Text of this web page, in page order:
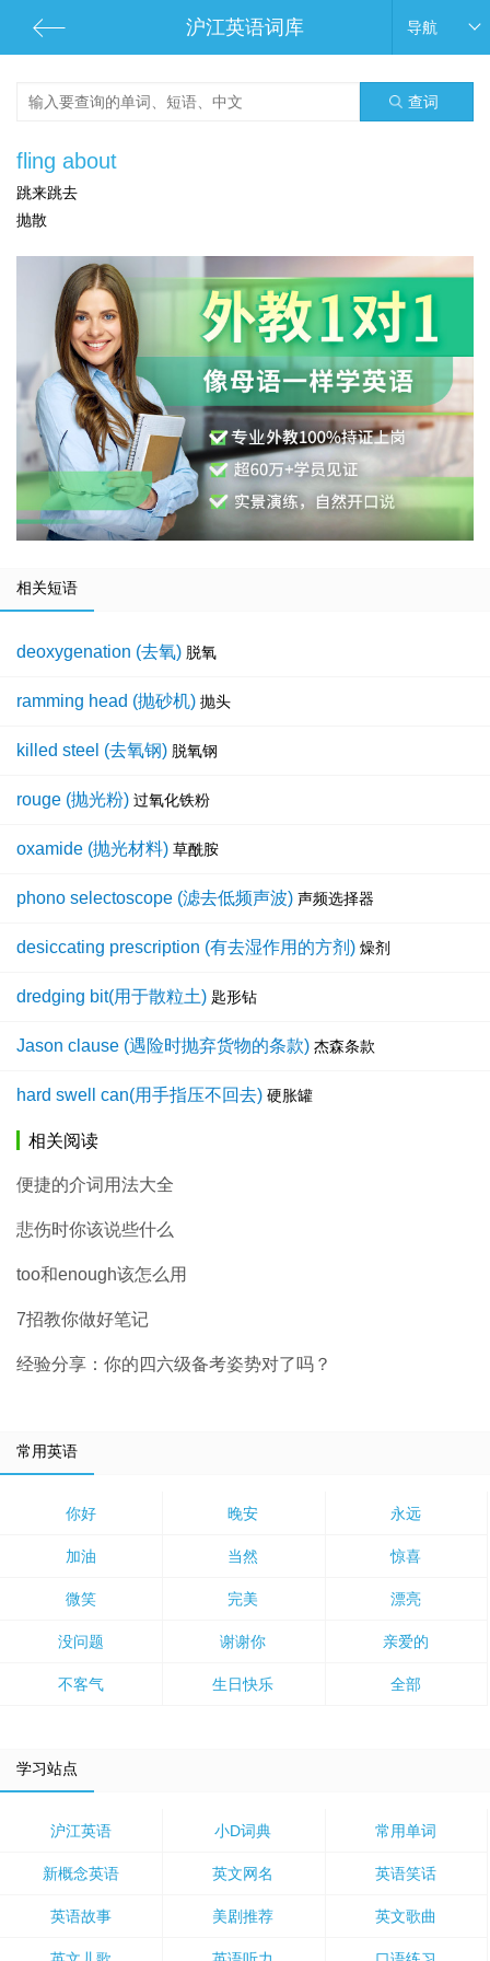
沪江英语词库 导航
查词
fling about
跳来跳去
抛散
相关短语
deoxygenation (去氧) 脱氧
ramming head (抛砂机) 抛头
killed steel (去氧钢) 脱氧钢
rouge (抛光粉) 过氧化铁粉
oxamide (抛光材料) 草酰胺
phono selectoscope (滤去低频声波) 声频选择器
desiccating prescription (有去湿作用的方剂) 燥剂
dredging bit(用于散粒土) 匙形钻
Jason clause (遇险时抛弃货物的条款) 杰森条款
hard swell can(用手指压不回去) 硬胀罐
相关阅读
便捷的介词用法大全
悲伤时你该说些什么
too和enough该怎么用
7招教你做好笔记
经验分享：你的四六级备考姿势对了吗？
常用英语
你好 晚安 永远
加油 当然 惊喜
微笑 完美 漂亮
没问题 谢谢你 亲爱的
不客气 生日快乐 全部
学习站点
沪江英语 小D词典 常用单词
新概念英语 英文网名 英语笑话
英语故事 美剧推荐 英文歌曲